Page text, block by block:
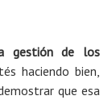
gestión de los
haciendo bien,
que esa